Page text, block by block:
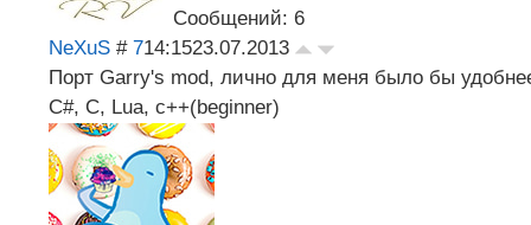
Сообщений: 6
NeXuS # 714:1523.07.2013
Порт Garry's mod, лично для меня было бы
C#, C, Lua, c++(beginner)